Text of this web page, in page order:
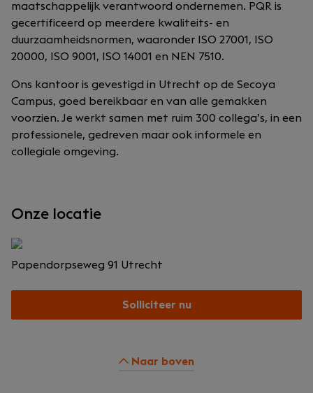
maatschappelijk verantwoord ondernemen. PQR is
gecertificeerd op meerdere kwaliteits- en
duurzaamheidsnormen, waaronder ISO 27001, ISO
20000, ISO 9001, ISO 14001 en NEN 7510.
Ons kantoor is gevestigd in Utrecht op de Secoya
Campus, goed bereikbaar en van alle gemakken
voorzien. Je werkt samen met ruim 300 collega’s, in een
professionele, gedreven maar ook informele en
collegiale omgeving.
Onze locatie
Papendorpseweg 91 Utrecht
Solliciteer nu
Naar boven